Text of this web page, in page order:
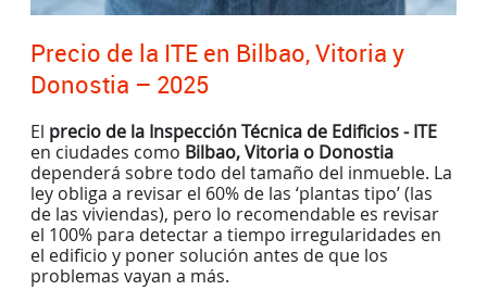
Precio de la ITE en Bilbao, Vitoria y
Donostia – 2025
El precio de la Inspección Técnica de Edificios - ITE
en ciudades como Bilbao, Vitoria o Donostia
dependerá sobre todo del tamaño del inmueble. La
ley obliga a revisar el 60% de las ‘plantas tipo’ (las
de las viviendas), pero lo recomendable es revisar
el 100% para detectar a tiempo irregularidades en
el edificio y poner solución antes de que los
problemas vayan a más.